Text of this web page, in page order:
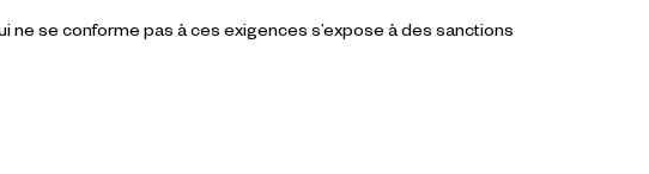
ne se conforme pas à ces exigences s’expose à des sanctions